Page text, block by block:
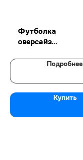
Футболка
оверсайз
молочнаяПодробнее
Купить